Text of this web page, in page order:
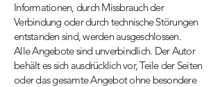
Informationen, durch Missbrauch der
Verbindung oder durch technische Störungen
entstanden sind, werden ausgeschlossen.
Alle Angebote sind unverbindlich. Der Autor
behält es sich ausdrücklich vor, Teile der Seiten
oder das gesamte Angebot ohne besondere